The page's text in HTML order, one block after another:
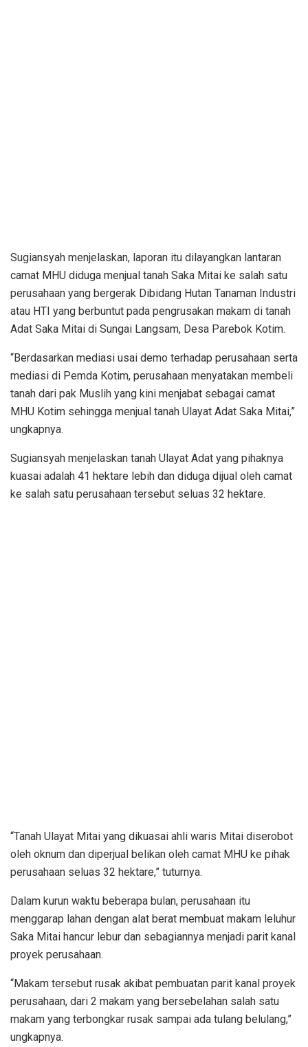
Sugiansyah menjelaskan, laporan itu dilayangkan lantaran
camat MHU diduga menjual tanah Saka Mitai ke salah satu
perusahaan yang bergerak Dibidang Hutan Tanaman Industri
atau HTI yang berbuntut pada pengrusakan makam di tanah
Adat Saka Mitai di Sungai Langsam, Desa Parebok Kotim.
“Berdasarkan mediasi usai demo terhadap perusahaan serta
mediasi di Pemda Kotim, perusahaan menyatakan membeli
tanah dari pak Muslih yang kini menjabat sebagai camat
MHU Kotim sehingga menjual tanah Ulayat Adat Saka Mitai,”
ungkapnya.
Sugiansyah menjelaskan tanah Ulayat Adat yang pihaknya
kuasai adalah 41 hektare lebih dan diduga dijual oleh camat
ke salah satu perusahaan tersebut seluas 32 hektare.
“Tanah Ulayat Mitai yang dikuasai ahli waris Mitai diserobot
oleh oknum dan diperjual belikan oleh camat MHU ke pihak
perusahaan seluas 32 hektare,” tuturnya.
Dalam kurun waktu beberapa bulan, perusahaan itu
menggarap lahan dengan alat berat membuat makam leluhur
Saka Mitai hancur lebur dan sebagiannya menjadi parit kanal
proyek perusahaan.
“Makam tersebut rusak akibat pembuatan parit kanal proyek
perusahaan, dari 2 makam yang bersebelahan salah satu
makam yang terbongkar rusak sampai ada tulang belulang,”
ungkapnya.